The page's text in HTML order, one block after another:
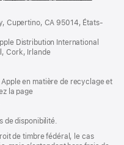
Cupertino, CA 95014, États-
Distribution International
Cork, Irlande
en matière de recyclage et
la page
unede disponibilité.
de timbre fédéral, le cas